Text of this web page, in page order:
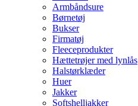
Armbåndsure
Børnetøj
Bukser
Firmatøj
Fleeceprodukter
Hættetrøjer med lynlås
Halstørklæder
Huer
Jakker
Softshelljakker